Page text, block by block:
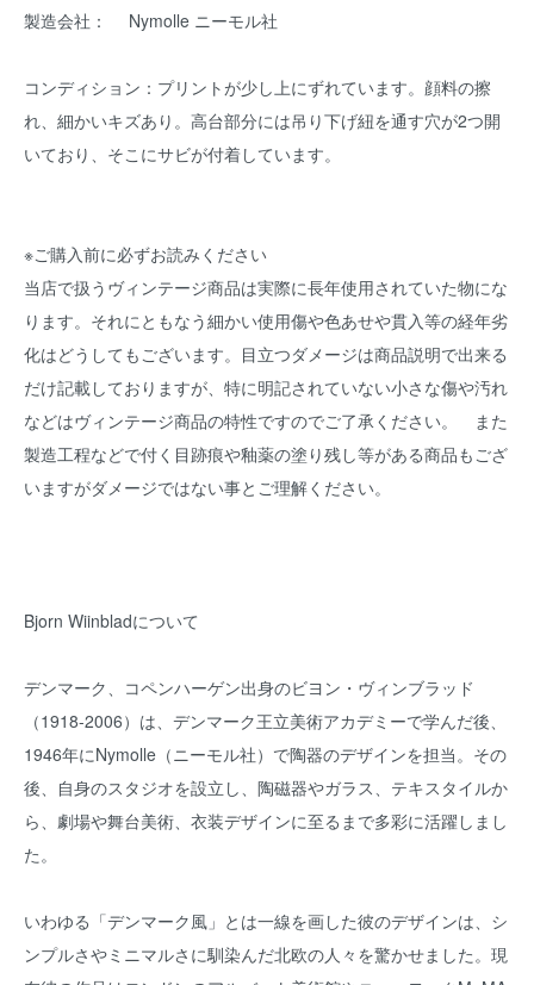
製造会社： Nymolle ニーモル社
コンディション：プリントが少し上にずれています。顔料の擦
れ、細かいキズあり。高台部分には吊り下げ紐を通す穴が2つ開
いており、そこにサビが付着しています。
※ご購入前に必ずお読みください
当店で扱うヴィンテージ商品は実際に長年使用されていた物にな
ります。それにともなう細かい使用傷や色あせや貫入等の経年劣
化はどうしてもございます。目立つダメージは商品説明で出来る
だけ記載しておりますが、特に明記されていない小さな傷や汚れ
などはヴィンテージ商品の特性ですのでご了承ください。 また
製造工程などで付く目跡痕や釉薬の塗り残し等がある商品もござ
いますがダメージではない事とご理解ください。
Bjorn Wiinbladについて
デンマーク、コペンハーゲン出身のビヨン・ヴィンブラッド
（1918-2006）は、デンマーク王立美術アカデミーで学んだ後、
1946年にNymolle（ニーモル社）で陶器のデザインを担当。その
後、自身のスタジオを設立し、陶磁器やガラス、テキスタイルか
ら、劇場や舞台美術、衣装デザインに至るまで多彩に活躍しまし
た。
いわゆる「デンマーク風」とは一線を画した彼のデザインは、シ
ンプルさやミニマルさに馴染んだ北欧の人々を驚かせました。現